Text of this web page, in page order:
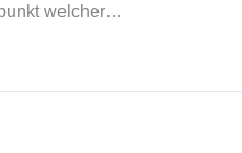
welcher…